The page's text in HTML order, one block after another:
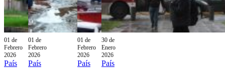
01 de
Febrero
2026
País
01 de
Febrero
2026
País
01 de
Febrero
2026
País
30 de
Enero
2026
País